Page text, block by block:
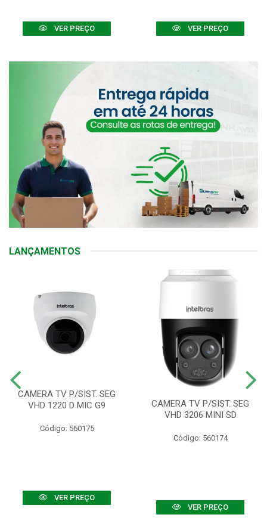
VER PREÇO VER PREÇO
LANÇAMENTOS
CAMERA TV P/SIST. SEG
VHD 1220 D MIC G9
Código: 560175
VER PREÇO
CAMERA TV P/SIST. SEG
VHD 3206 MINI SD
Código: 560174
VER PREÇO